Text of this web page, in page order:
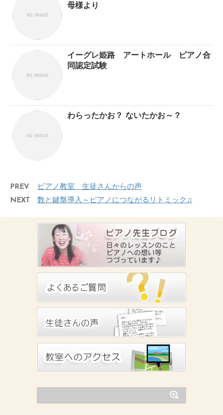
母様より
イーグレ姫路 アートホール ピアノ合
同認定試験
わらったかお？ ないたかお～？
PREV
ピアノ教室 生徒さんからの声
NEXT
数と鍵盤導入～ピアノにつながるリトミック♫